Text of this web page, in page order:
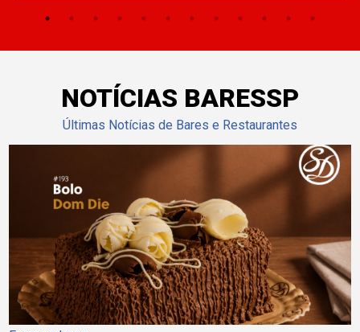
NOTÍCIAS BARESSP
Últimas Notícias de Bares e Restaurantes